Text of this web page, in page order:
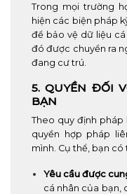
Trong mọi trường
hiện các biện pháp
để bảo vệ dữ liệu
đó được chuyển ra
đang cư trú.
5. QUYỀN ĐỐI
BẠN
Theo quy định
quyền hợp pháp
mình. Cụ thể, bạn
Yêu cầu được
cá nhân của bạn,